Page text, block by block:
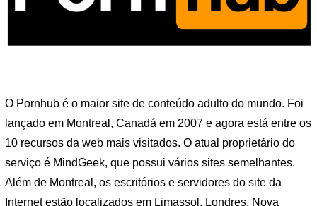
O Pornhub é o maior site de conteúdo adulto do mundo. Foi
lançado em Montreal, Canadá em 2007 e agora está entre os
10 recursos da web mais visitados. O atual proprietário do
serviço é MindGeek, que possui vários sites semelhantes.
Além de Montreal, os escritórios e servidores do site da
Internet estão localizados em Limassol, Londres, Nova